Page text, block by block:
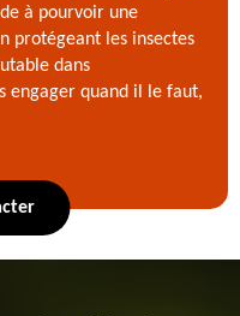
à pourvoir une
protégeant les insectes
dans
engager quand il le faut,